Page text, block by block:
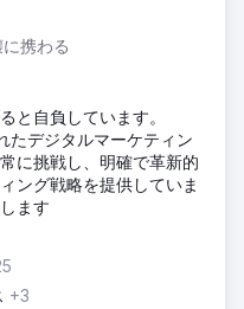
携わる
と自負しています。
たデジタルマーケティン
に挑戦し、明確で革新的
ング戦略を提供していま
ます
+3